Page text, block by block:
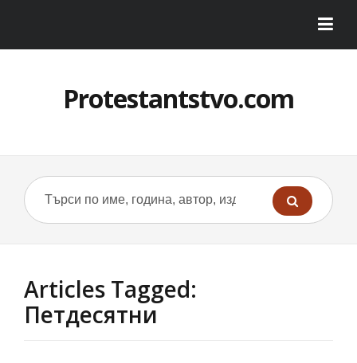
Protestantstvo.com
Articles Tagged:
Петдесятни